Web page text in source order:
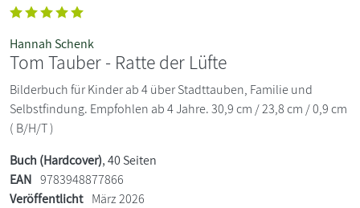
Hannah Schenk
Tom Tauber - Ratte der Lüfte
Bilderbuch für Kinder ab 4 über Stadttauben, Familie und
Selbstfindung. Empfohlen ab 4 Jahre. 30,9 cm / 23,8 cm / 0,9 cm
( B/H/T )
Buch (Hardcover), 40 Seiten
EAN 9783948877866
Veröffentlicht März 2026